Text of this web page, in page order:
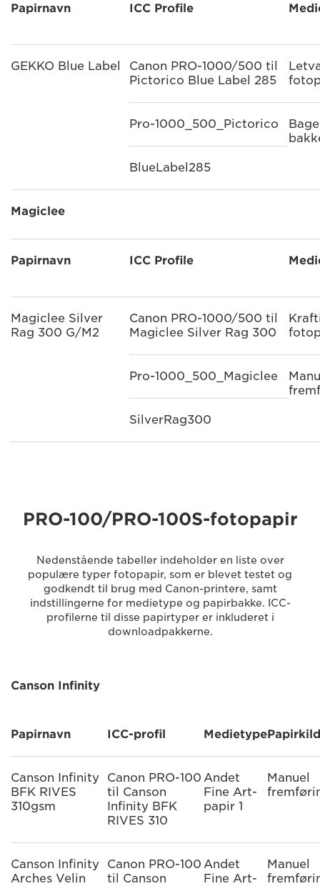
Papirnavn ICC Profile
GEKKO Blue Label
Canon PRO-1000/500 til
Pictorico Blue Label 285
Pro-1000_500_Pictorico
BlueLabel285
Magiclee
Papirnavn ICC Profile
Magiclee Silver
Rag 300 G/M2
Canon PRO-1000/500 til
Magiclee Silver Rag 300
Pro-1000_500_Magiclee
SilverRag300
PRO-100/PRO-100S-fotopapir
Nedenstående tabeller indeholder en liste over
populære typer fotopapir, som er blevet testet og
godkendt til brug med Canon-printere, samt
indstillingerne for medietype og papirbakke. ICC-
profilerne til disse papirtyper er inkluderet i
downloadpakkerne.
Canson Infinity
Papirnavn ICC-profil Medietype
Canson Infinity
BFK RIVES
310gsm
Canon PRO-100
til Canson
Infinity BFK
RIVES 310
Andet
Fine Art-
papir 1
Manuel
Canson Infinity
Arches Velin
Canon PRO-100
til Canson
Andet
Fine Art-
Manuel